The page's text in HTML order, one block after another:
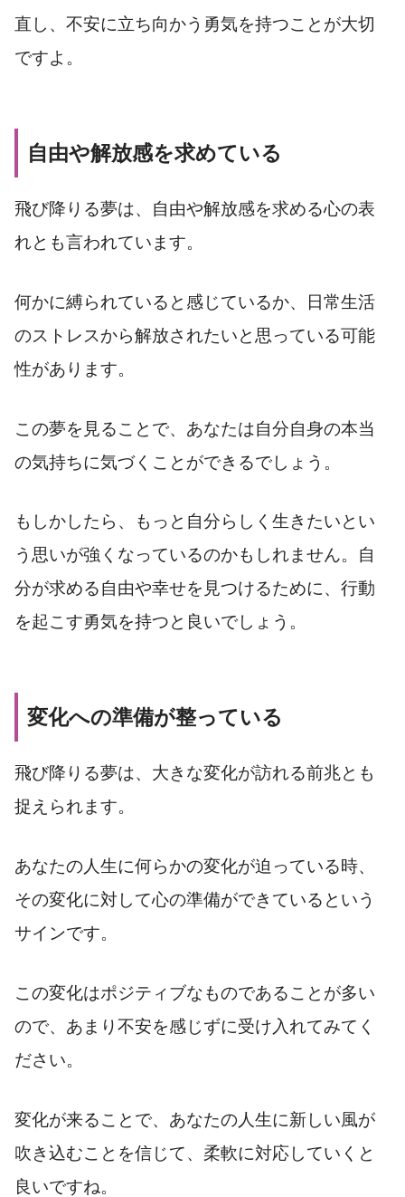
直し、不安に立ち向かう勇気を持つことが大切
ですよ。
自由や解放感を求めている
飛び降りる夢は、自由や解放感を求める心の表
れとも言われています。
何かに縛られていると感じているか、日常生活
のストレスから解放されたいと思っている可能
性があります。
この夢を見ることで、あなたは自分自身の本当
の気持ちに気づくことができるでしょう。
もしかしたら、もっと自分らしく生きたいとい
う思いが強くなっているのかもしれません。自
分が求める自由や幸せを見つけるために、行動
を起こす勇気を持つと良いでしょう。
変化への準備が整っている
飛び降りる夢は、大きな変化が訪れる前兆とも
捉えられます。
あなたの人生に何らかの変化が迫っている時、
その変化に対して心の準備ができているという
サインです。
この変化はポジティブなものであることが多い
ので、あまり不安を感じずに受け入れてみてく
ださい。
変化が来ることで、あなたの人生に新しい風が
吹き込むことを信じて、柔軟に対応していくと
良いですね。